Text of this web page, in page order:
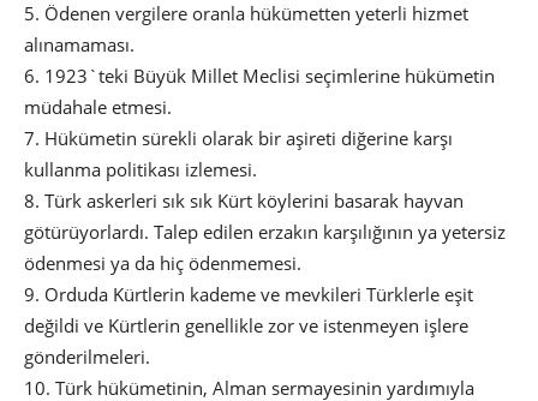
5. Ödenen vergilere oranla hükümetten yeterli hizmet
alınamaması.
6. 1923`teki Büyük Millet Meclisi seçimlerine hükümetin
müdahale etmesi.
7. Hükümetin sürekli olarak bir aşireti diğerine karşı
kullanma politikası izlemesi.
8. Türk askerleri sık sık Kürt köylerini basarak hayvan
götürüyorlardı. Talep edilen erzakın karşılığının ya yetersiz
ödenmesi ya da hiç ödenmemesi.
9. Orduda Kürtlerin kademe ve mevkileri Türklerle eşit
değildi ve Kürtlerin genellikle zor ve istenmeyen işlere
gönderilmeleri.
10. Türk hükümetinin, Alman sermayesinin yardımıyla